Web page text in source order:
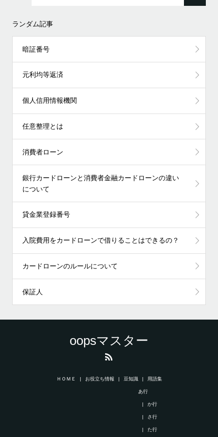
ランダム記事
暗証番号
元利均等返済
個人信用情報機関
任意整理とは
消費者ローン
銀行カードローンと消費者金融カードローンの違い
について
貸金業登録番号
入院費用をカードローンで借りることはできるの？
カードローンのルールについて
保証人
oopsマスター
ＨＯＭＥ お役立ち情報 豆知識 用語集
あ行
か行
さ行
た行